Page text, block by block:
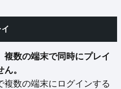
複数の端末で同時にプレイ
。
複数の端末にログインする